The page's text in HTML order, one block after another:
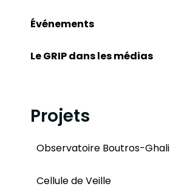
Événements
Le GRIP dans les médias
Projets
Observatoire Boutros-Ghali
Cellule de Veille